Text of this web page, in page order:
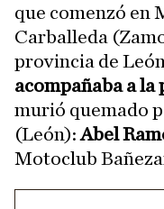
que comenzó en
Carballeda
provincia de
acompañaba a la
murió quemado
(León):Abel
Motoclub